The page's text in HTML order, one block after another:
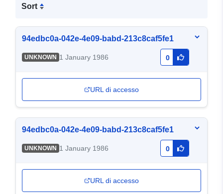
Sort
94edbc0a-042e-4e09-babd-213c8caf5fe1
UNKNOWN 1 January 1986 0
URL di accesso
94edbc0a-042e-4e09-babd-213c8caf5fe1
UNKNOWN 1 January 1986 0
URL di accesso